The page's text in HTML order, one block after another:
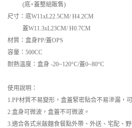
(底+蓋整組販售)
尺寸：底W11xL22.5CM/ H4.2CM
蓋W11.3xL23CM/ H0.7CM
材質：盒身PP/蓋OPS
容量：500CC
耐熱溫度：盒身 -20~120°C/蓋0~80°C
使用說明：
1.PP材質不易變形，盒蓋緊密貼合不易滲漏，
2.盒身可微波，盒蓋不可微波。
3.適合各式米飯麵食餐點外帶、外送、宅配、野